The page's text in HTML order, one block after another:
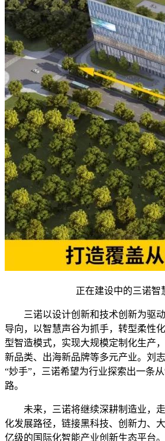
正在建设中的三诺智
三诺以设计创新和技术创新为驱动
导向，以智慧声谷为抓手，转型柔性
型智造模式，实现大规模定制化生产
新品类、出海新品牌等多元产业。刘
“妙手”，三诺希望为行业探索出一条
路。
未来，三诺将继续深耕制造业，走
化发展路径，链接黑科技、创新力、
亿级的国际化智能产业创新生态平台。